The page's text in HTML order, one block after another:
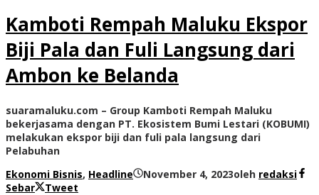
Kamboti Rempah Maluku Ekspor
Biji Pala dan Fuli Langsung dari
Ambon ke Belanda
suaramaluku.com – Group Kamboti Rempah Maluku
bekerjasama dengan PT. Ekosistem Bumi Lestari (KOBUMI)
melakukan ekspor biji dan fuli pala langsung dari
Pelabuhan
Ekonomi Bisnis, Headline November 4, 2023oleh redaksi
Sebar
Tweet